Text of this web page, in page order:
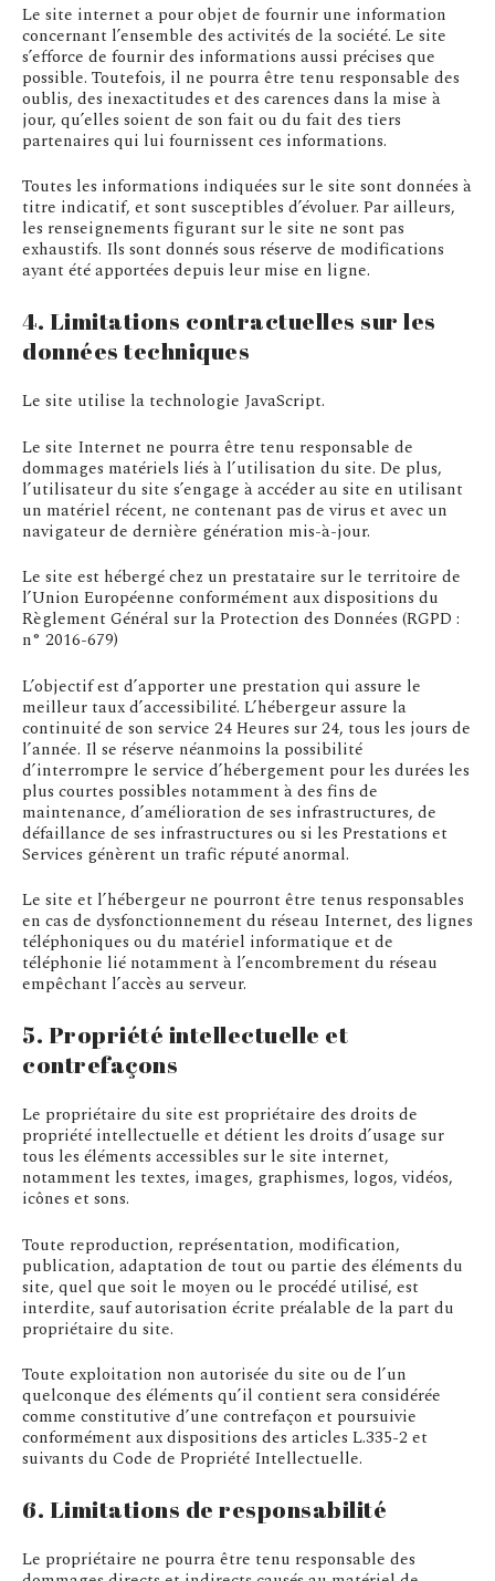
Le site internet a pour objet de fournir une information
concernant l’ensemble des activités de la société. Le site
s’efforce de fournir des informations aussi précises que
possible. Toutefois, il ne pourra être tenu responsable des
oublis, des inexactitudes et des carences dans la mise à
jour, qu’elles soient de son fait ou du fait des tiers
partenaires qui lui fournissent ces informations.
Toutes les informations indiquées sur le site sont données à
titre indicatif, et sont susceptibles d’évoluer. Par ailleurs,
les renseignements figurant sur le site ne sont pas
exhaustifs. Ils sont donnés sous réserve de modifications
ayant été apportées depuis leur mise en ligne.
4. Limitations contractuelles sur les
données techniques
Le site utilise la technologie JavaScript.
Le site Internet ne pourra être tenu responsable de
dommages matériels liés à l’utilisation du site. De plus,
l’utilisateur du site s’engage à accéder au site en utilisant
un matériel récent, ne contenant pas de virus et avec un
navigateur de dernière génération mis-à-jour.
Le site est hébergé chez un prestataire sur le territoire de
l’Union Européenne conformément aux dispositions du
Règlement Général sur la Protection des Données (RGPD :
n° 2016-679)
L’objectif est d’apporter une prestation qui assure le
meilleur taux d’accessibilité. L’hébergeur assure la
continuité de son service 24 Heures sur 24, tous les jours de
l’année. Il se réserve néanmoins la possibilité
d’interrompre le service d’hébergement pour les durées les
plus courtes possibles notamment à des fins de
maintenance, d’amélioration de ses infrastructures, de
défaillance de ses infrastructures ou si les Prestations et
Services génèrent un trafic réputé anormal.
Le site et l’hébergeur ne pourront être tenus responsables
en cas de dysfonctionnement du réseau Internet, des lignes
téléphoniques ou du matériel informatique et de
téléphonie lié notamment à l’encombrement du réseau
empêchant l’accès au serveur.
5. Propriété intellectuelle et
contrefaçons
Le propriétaire du site est propriétaire des droits de
propriété intellectuelle et détient les droits d’usage sur
tous les éléments accessibles sur le site internet,
notamment les textes, images, graphismes, logos, vidéos,
icônes et sons.
Toute reproduction, représentation, modification,
publication, adaptation de tout ou partie des éléments du
site, quel que soit le moyen ou le procédé utilisé, est
interdite, sauf autorisation écrite préalable de la part du
propriétaire du site.
Toute exploitation non autorisée du site ou de l’un
quelconque des éléments qu’il contient sera considérée
comme constitutive d’une contrefaçon et poursuivie
conformément aux dispositions des articles L.335-2 et
suivants du Code de Propriété Intellectuelle.
6. Limitations de responsabilité
Le propriétaire ne pourra être tenu responsable des